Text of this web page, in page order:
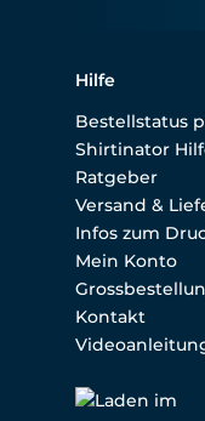
Hilfe
Bestellstatus
Shirtinator
Ratgeber
Versand &
Infos zum
Mein Konto
Kontakt